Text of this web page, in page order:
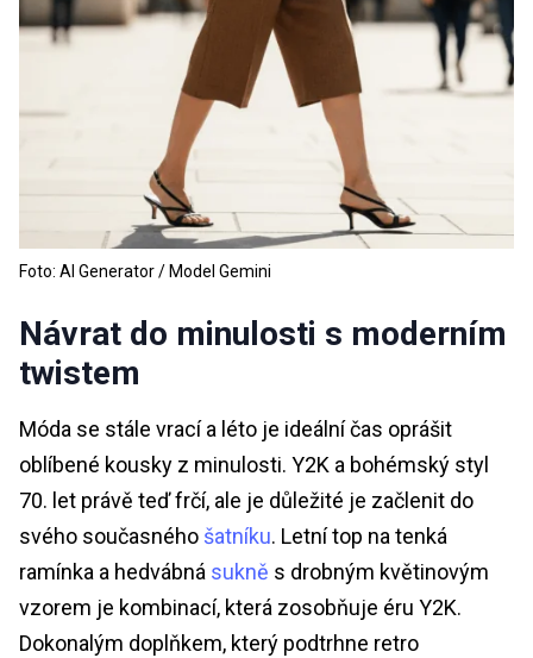
Foto: AI Generator / Model Gemini
Návrat do minulosti s moderním
twistem
Móda se stále vrací a léto je ideální čas oprášit
oblíbené kousky z minulosti. Y2K a bohémský styl
70. let právě teď frčí, ale je důležité je začlenit do
svého současného šatníku. Letní top na tenká
ramínka a hedvábná sukně s drobným květinovým
vzorem je kombinací, která zosobňuje éru Y2K.
Dokonalým doplňkem, který podtrhne retro